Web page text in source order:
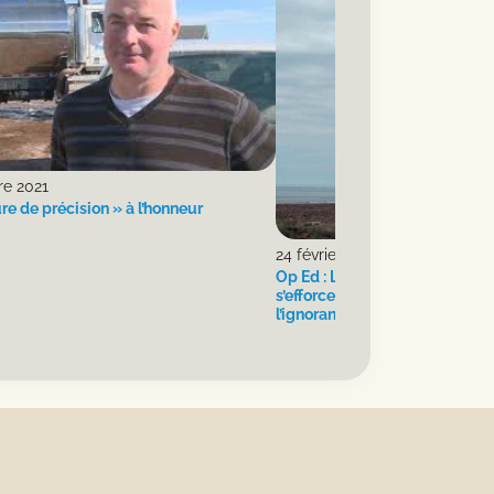
2021
de précision » à l’honneur
24 février 2021
Op Ed : Le gouvernement de
s’efforcent de maintenir les
l’ignorance